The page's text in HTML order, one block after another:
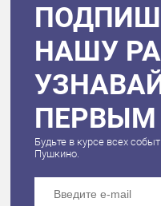
НАШУ
ПЕРВЫМ
Будьте в курсе всех
Пушкино.